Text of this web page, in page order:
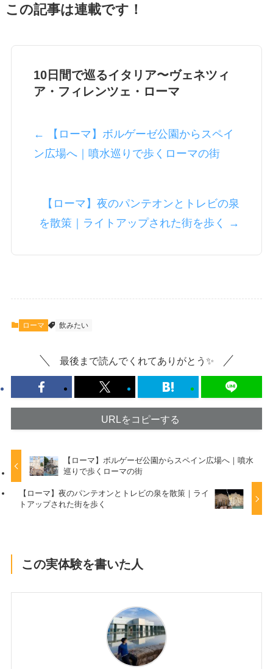
この記事は連載です！
10日間で巡るイタリア〜ヴェネツィ
ア・フィレンツェ・ローマ
← 【ローマ】ボルゲーゼ公園からスペイ
ン広場へ｜噴水巡りで歩くローマの街
【ローマ】夜のパンテオンとトレビの泉
を散策｜ライトアップされた街を歩く →
ローマ 飲みたい
最後まで読んでくれてありがとう✨
URLをコピーする
【ローマ】ボルゲーゼ公園からスペイン広場へ｜噴水
巡りで歩くローマの街
【ローマ】夜のパンテオンとトレビの泉を散策｜ライ
トアップされた街を歩く
この実体験を書いた人